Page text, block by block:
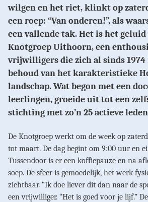
wilgen en het riet, klinkt op
een roep: “Van onderen!”, als
een vallende tak. Het is het geluid
Knotgroep Uithoorn, een
vrijwilligers die zich al sinds
behoud van het karakteristieke
landschap. Wat begon met een
leerlingen, groeide uit tot een
stichting met zo’n 25 actieve
De Knotgroep werkt om de week op
tot maart. De dag begint om 9:00 uur en
Tussendoor is er een koffiepauze en na
soep. De sfeer is gemoedelijk, het werk
zichtbaar. “Ik doe liever dit dan naar de
een vrijwilliger. “Het is goed voor je lijf.”